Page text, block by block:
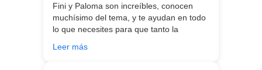
perfectamente y a nuestro gusto, además
muy rápidos. Volveremos a contar con
ellos para futuras compras. Muchas
gracias!
Fini y Paloma son increíbles, conocen
muchísimo del tema, y te ayudan en todo
lo que necesites para que tanto la
que estés necesitando sean los mejores.
Leer más